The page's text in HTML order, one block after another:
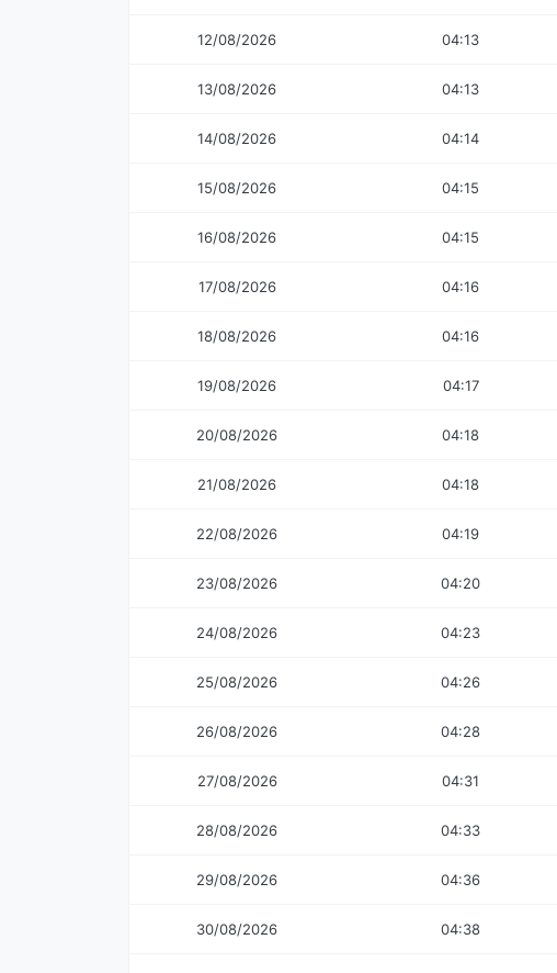
12/08/2026 04:13
13/08/2026 04:13
14/08/2026 04:14
15/08/2026 04:15
16/08/2026 04:15
17/08/2026 04:16
18/08/2026 04:16
19/08/2026 04:17
20/08/2026 04:18
21/08/2026 04:18
22/08/2026 04:19
23/08/2026 04:20
24/08/2026 04:23
25/08/2026 04:26
26/08/2026 04:28
27/08/2026 04:31
28/08/2026 04:33
29/08/2026 04:36
30/08/2026 04:38